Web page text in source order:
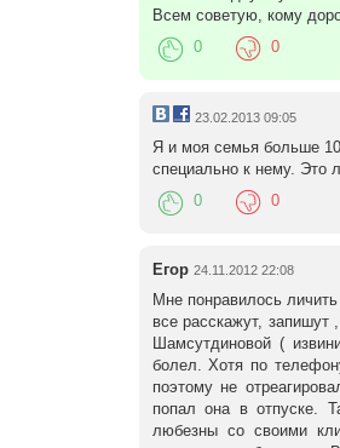
Всем советую, кому
0
0
23.02.2013 09:05
Я и моя семья больше
специально к нему. Это
0
0
Егор 24.11.2012 22:08
Мне понравилось
все расскажут, запишут
Шамсутдиновой (
болел. Хотя по
поэтому не
попал она в отпуске.
любезны со своими